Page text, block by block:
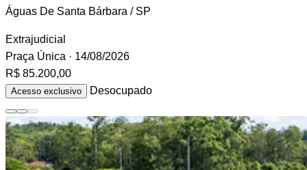
Águas De Santa Bárbara / SP
Extrajudicial
Praça Única · 14/08/2026
R$ 85.200,00
Acesso exclusivo Desocupado